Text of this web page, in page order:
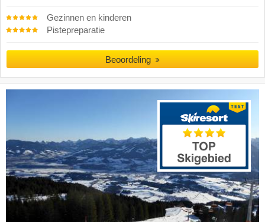
Gezinnen en kinderen
Pistepreparatie
Beoordeling